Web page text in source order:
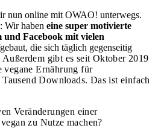
nun online mit OWAO! unterwegs.
Wir haben eine super motivierte
Facebook mit vielen
die sich täglich gegenseitig
Außerdem gibt es seit Oktober 2019
vegane Ernährung für
Downloads. Das ist einfach
Veränderungen einer
zu Nutze machen?